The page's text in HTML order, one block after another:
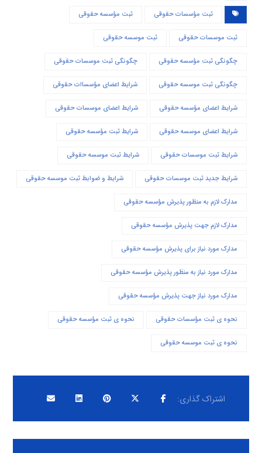
ثبت مؤسسات حقوقی ثبت مؤسسه حقوقی
ثبت موسسات حقوقی ثبت موسسه حقوقی
چگونگی ثبت مؤسسه حقوقی چگونگی ثبت موسسات حقوقی
چگونگی ثبت موسسه حقوقی شرایط اعضای مؤسساات حقوقی
شرایط اعضای مؤسسه حقوقی شرایط اعضای موسسات حقوقی
شرایط اعضای موسسه حقوقی شرایط ثبت مؤسسه حقوقی
شرایط ثبت موسسات حقوقی شرایط ثبت موسسه حقوقی
شرایط جدید ثبت موسسات حقوقی شرایط و ضوابط ثبت موسسه حقوقی
مدارک لازم به منظور پذیرش مؤسسه حقوقی
مدارک لازم جهت پذیرش مؤسسه حقوقی
مدارک مورد نیاز برای پذیرش مؤسسه حقوقی
مدارک مورد نیاز به منظور پذیرش مؤسسه حقوقی
مدارک مورد نیاز جهت پذیرش مؤسسه حقوقی
نحوه ی ثبت مؤسسات حقوقی نحوه ی ثبت مؤسسه حقوقی
نحوه ی ثبت موسسه حقوقی